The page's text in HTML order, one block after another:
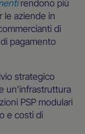
rendono più
le aziende in
di
pagamento
strategico
un’infrastruttura
PSP modulari
e costi di